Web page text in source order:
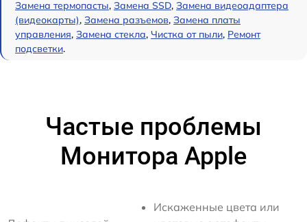
Замена термопасты, Замена SSD, Замена видеоадаптера
(видеокарты), Замена разъемов, Замена платы
управления, Замена стекла, Чистка от пыли, Ремонт
подсветки.
Частые проблемы
Монитора Apple
Искаженные цвета или